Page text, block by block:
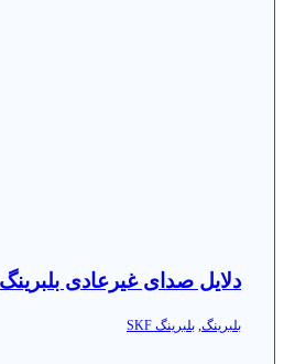
دلایل صدای غیرعادی بلبرینگ
بلبرینگ, بلبرینگ SKF